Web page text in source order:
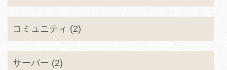
コミュニティ (2)
サーバー (2)